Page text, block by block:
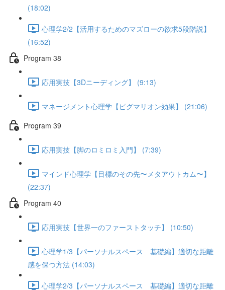
(18:02)
心理学2/2【活用するためのマズローの欲求5段階説】
(16:52)
Program 38
応用実技【3Dニーディング】 (9:13)
マネージメント心理学【ピグマリオン効果】 (21:06)
Program 39
応用実技【脚のロミロミ入門】 (7:39)
マインド心理学【目標のその先〜メタアウトカム〜】
(22:37)
Program 40
応用実技【世界一のファーストタッチ】 (10:50)
心理学1/3【パーソナルスペース 基礎編】適切な距離
感を保つ方法 (14:03)
心理学2/3【パーソナルスペース 基礎編】適切な距離